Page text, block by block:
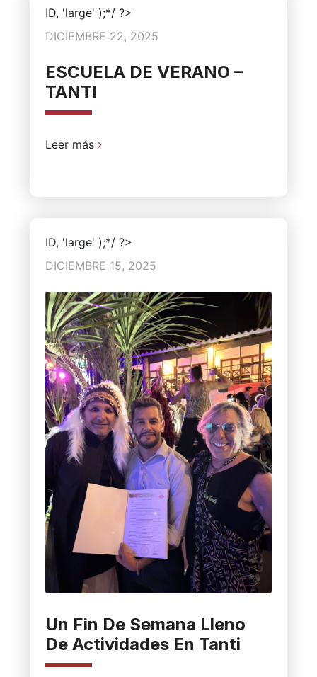
ID, 'large' );*/ ?>
DICIEMBRE 22, 2025
ESCUELA DE VERANO –
TANTI
Leer más
ID, 'large' );*/ ?>
DICIEMBRE 15, 2025
Un Fin De Semana Lleno
De Actividades En Tanti